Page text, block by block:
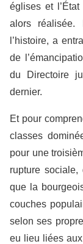
églises et
alors
l’histoire, a
de
du Directoire
dernier.
Et pour
classes
pour une
rupture
que la
couches
selon ses
eu lieu liées